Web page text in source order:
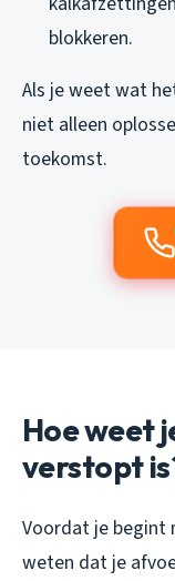
blokkeren.
Als je weet wat
niet alleen
toekomst.
Hoe weet
verstopt
Voordat je begint
weten dat je